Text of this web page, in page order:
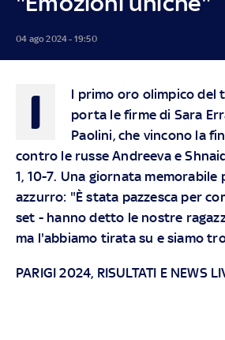
04 ago 2024 - 19:50
I
l primo oro olimpico del
porta le firme di Sara
Paolini, che vincono la
contro le russe Andreeva e
1, 10-7. Una giornata
azzurro: "È stata pazzesca per
set - hanno detto le nostre
ma l'abbiamo tirata su e siamo
PARIGI 2024, RISULTATI E NEWS